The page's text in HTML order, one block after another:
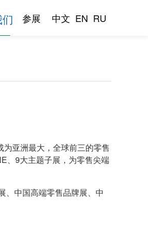
参展 中文 EN RU
亚洲最大，全球前三的零售
、9大主题子展，为零售尖端
、中国高端零售品牌展、中